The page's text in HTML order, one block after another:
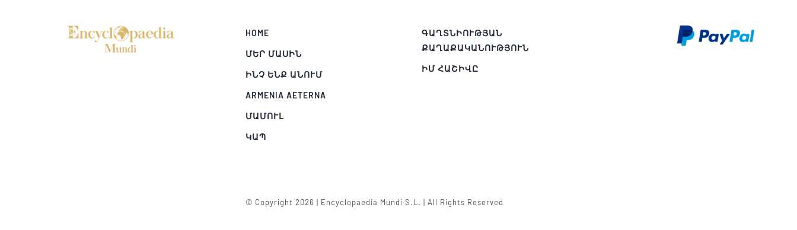
HOME
ՄԵՐ ՄԱՍԻՆ
ԻՆՉ ԵՆՔ ԱՆՈՒՄ
ARMENIA AETERNA
ՄԱՄՈՒԼ
ԿԱՊ
ԳԱՂՏՆԻՈՒԹՅԱՆ
ՔԱՂԱՔԱԿԱՆՈՒԹՅՈՒՆ
ԻՄ ՀԱՇԻՎԸ
© Copyright 2026 | Encyclopaedia Mundi S.L. | All Rights Reserved